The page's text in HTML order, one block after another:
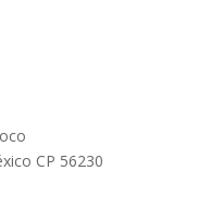
CP 56230